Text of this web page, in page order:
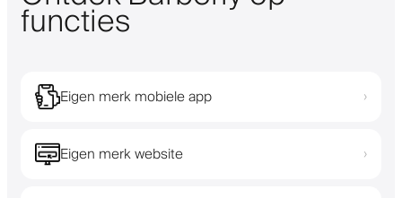
functies
Eigen merk mobiele app ›
Eigen merk website ›